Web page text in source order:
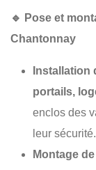
🔹 Pose et
Chantonnay
Installation
portails,
enclos des
leur sécurité.
Montage